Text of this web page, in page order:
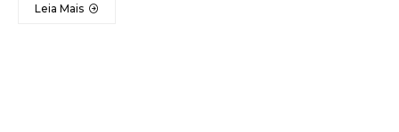
Leia Mais